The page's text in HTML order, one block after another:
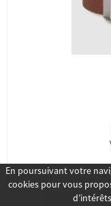
En poursuivant votre
cookies pour vous